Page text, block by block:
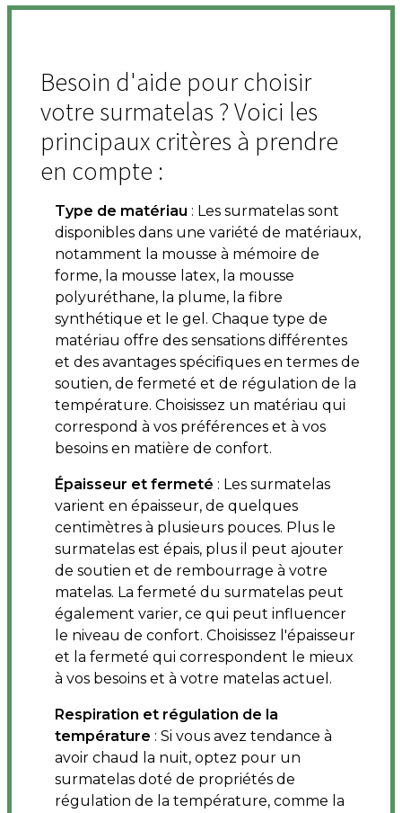
Besoin d'aide pour choisir
votre surmatelas ? Voici les
principaux critères à prendre
en compte :
Type de matériau : Les surmatelas sont
disponibles dans une variété de matériaux,
notamment la mousse à mémoire de
forme, la mousse latex, la mousse
polyuréthane, la plume, la fibre
synthétique et le gel. Chaque type de
matériau offre des sensations différentes
et des avantages spécifiques en termes de
soutien, de fermeté et de régulation de la
température. Choisissez un matériau qui
correspond à vos préférences et à vos
besoins en matière de confort.
Épaisseur et fermeté : Les surmatelas
varient en épaisseur, de quelques
centimètres à plusieurs pouces. Plus le
surmatelas est épais, plus il peut ajouter
de soutien et de rembourrage à votre
matelas. La fermeté du surmatelas peut
également varier, ce qui peut influencer
le niveau de confort. Choisissez l'épaisseur
et la fermeté qui correspondent le mieux
à vos besoins et à votre matelas actuel.
Respiration et régulation de la
température : Si vous avez tendance à
avoir chaud la nuit, optez pour un
surmatelas doté de propriétés de
régulation de la température, comme la